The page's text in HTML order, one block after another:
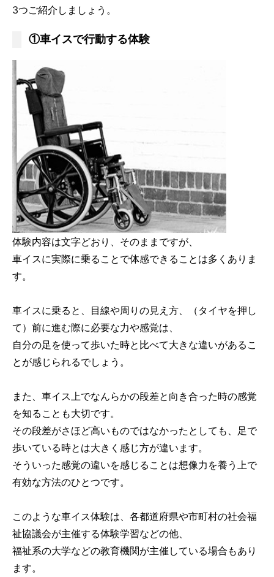
3つご紹介しましょう。
①車イスで行動する体験
体験内容は文字どおり、そのままですが、
車イスに実際に乗ることで体感できることは多くありま
す。
車イスに乗ると、目線や周りの見え方、（タイヤを押し
て）前に進む際に必要な力や感覚は、
自分の足を使って歩いた時と比べて大きな違いがあるこ
とが感じられるでしょう。
また、車イス上でなんらかの段差と向き合った時の感覚
を知ることも大切です。
その段差がさほど高いものではなかったとしても、足で
歩いている時とは大きく感じ方が違います。
そういった感覚の違いを感じることは想像力を養う上で
有効な方法のひとつです。
このような車イス体験は、各都道府県や市町村の社会福
祉協議会が主催する体験学習などの他、
福祉系の大学などの教育機関が主催している場合もあり
ます。